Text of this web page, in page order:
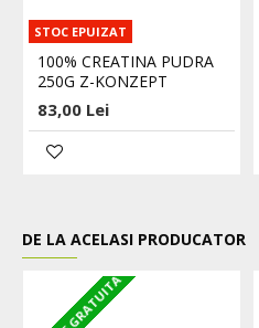
STOC EPUIZAT
100% CREATINA PUDRA
250G Z-KONZEPT
83,00 Lei
DE LA ACELASI PRODUCATOR